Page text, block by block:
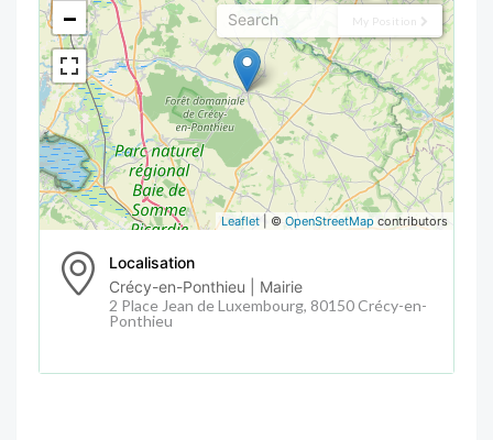
My Position
−
Leaflet | © OpenStreetMap contributors
Localisation
Crécy-en-Ponthieu | Mairie
2 Place Jean de Luxembourg, 80150 Crécy-en-
Ponthieu